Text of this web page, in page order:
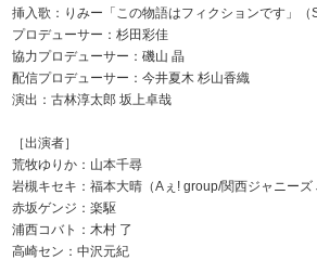
挿入歌：りみー「この物語はフィクションです」（
プロデューサー：杉田彩佳
協力プロデューサー：磯山 晶
配信プロデューサー：今井夏木 杉山香織
演出：古林淳太郎 坂上卓哉
［出演者］
荒牧ゆりか：山本千尋
岩槻キセキ：福本大晴（Aぇ! group/関西ジャニーズ
赤坂ゲンジ：楽駆
浦西コバト：木村 了
高崎セン：中沢元紀